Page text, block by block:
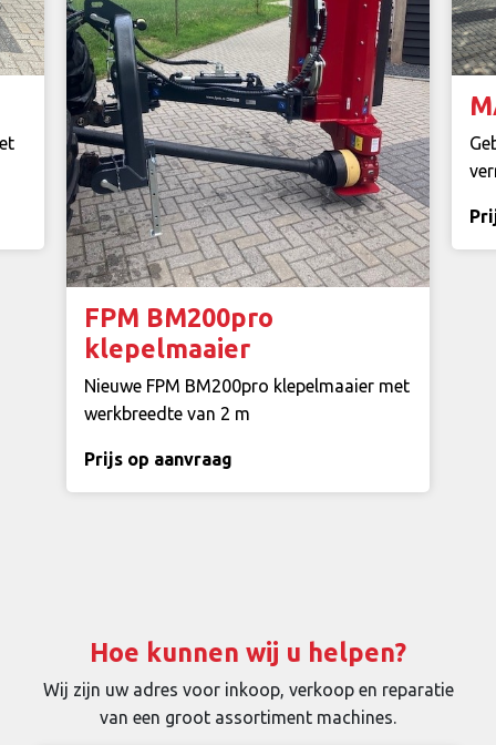
FPM BM200pro
klepelmaaier
Nieuwe FPM BM200pro klepelmaaier met
werkbreedte van 2 m
Prijs op aanvraag
Hoe kunnen wij u helpen?
Wij zijn uw adres voor inkoop, verkoop en reparatie
van een groot assortiment machines.